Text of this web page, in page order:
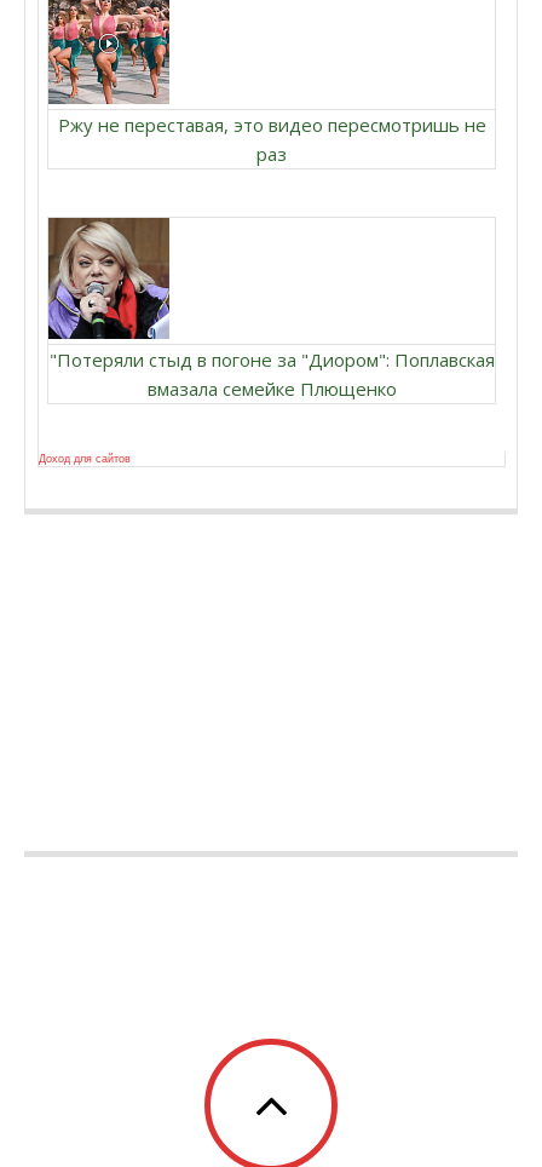
Ржу не переставая, это видео пересмотришь не
раз
"Потеряли стыд в погоне за "Диором": Поплавская
вмазала семейке Плющенко
Доход для сайтов